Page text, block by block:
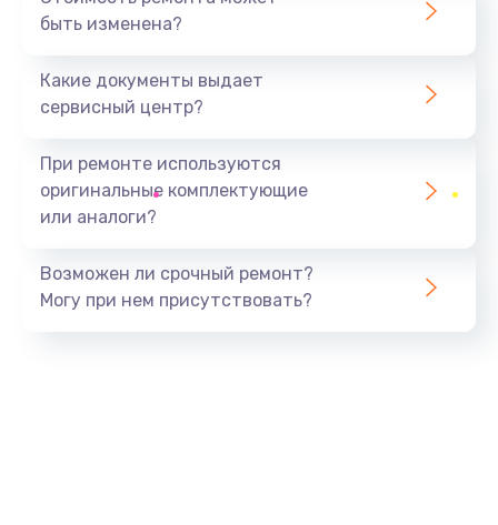
Чистка оптической системы
Не включается
Заказать
быть изменена?
Какие документы выдает
сервисный центр?
При ремонте используются
оригинальные комплектующие
или аналоги?
Возможен ли срочный ремонт?
Могу при нем присутствовать?